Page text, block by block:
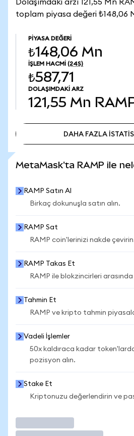
Dolaşımdaki arzı 121,55 Mn
toplam piyasa değeri ₺148,06
PIYASA DEĞERI
₺148,06 Mn
İŞLEM HACMI (24S)
₺587,71
DOLAŞIMDAKI ARZ
121,55 Mn
DAHA FAZLA
MetaMask'ta RAMP ile
RAMP Satın Al
Birkaç dokunuşla satın alın.
RAMP Sat
RAMP coin'lerinizi nakde
RAMP Takas Et
RAMP ile blokzincirleri arasında
Tahmin Et
RAMP ve kripto tahmin
Vadeli İşlemler
50x kaldıraca kadar
pozisyon alın.
Stake Et
Kriptonuzu değerlendirin ve